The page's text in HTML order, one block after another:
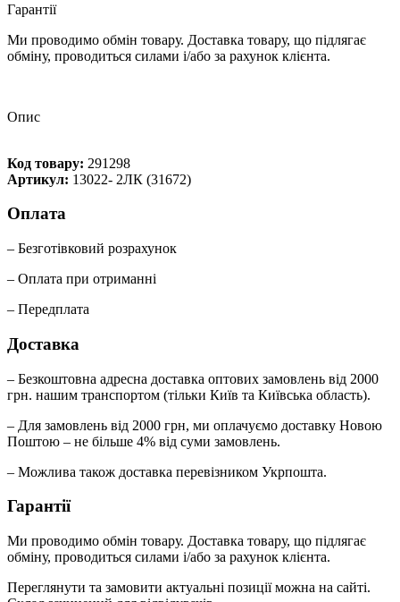
Гарантії
Ми проводимо обмін товару. Доставка товару, що підлягає
обміну, проводиться силами і/або за рахунок клієнта.
Опис
Код товару: 291298
Артикул: 13022- 2ЛК (31672)
Оплата
– Безготівковий розрахунок
– Оплата при отриманні
– Передплата
Доставка
– Безкоштовна адресна доставка оптових замовлень від 2000
грн. нашим транспортом (тільки Київ та Київська область).
– Для замовлень від 2000 грн, ми оплачуємо доставку Новою
Поштою – не більше 4% від суми замовлень.
– Можлива також доставка перевізником Укрпошта.
Гарантії
Ми проводимо обмін товару. Доставка товару, що підлягає
обміну, проводиться силами і/або за рахунок клієнта.
Переглянути та замовити актуальні позиції можна на сайті.